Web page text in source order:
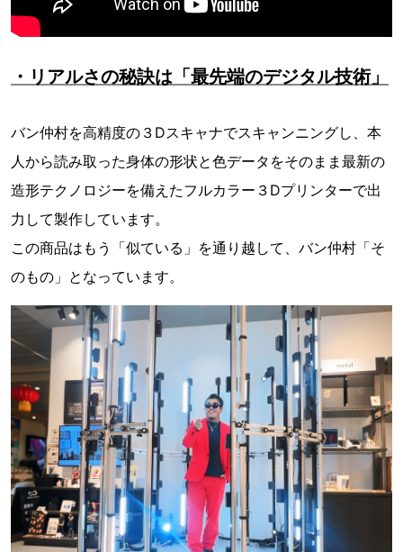
・リアルさの秘訣は「最先端のデジタル技術」
バン仲村を高精度の３Dスキャナでスキャンニングし、本
人から読み取った身体の形状と色データをそのまま最新の
造形テクノロジーを備えたフルカラー３Dプリンターで出
力して製作しています。
この商品はもう「似ている」を通り越して、バン仲村「そ
のもの」となっています。